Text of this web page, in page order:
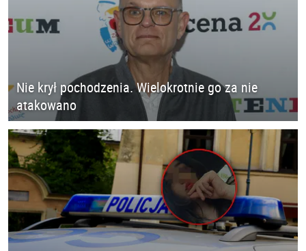
Nie krył pochodzenia. Wielokrotnie go za nie
atakowano